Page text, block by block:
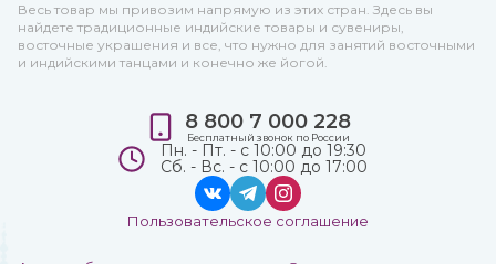
Весь товар мы привозим напрямую из этих стран. Здесь вы
найдете традиционные индийские товары и сувениры,
восточные украшения и все, что нужно для занятий восточными
и индийскими танцами и конечно же йогой.
8 800 7 000 228
Бесплатный звонок по России
Пн. - Пт. - с 10:00 до 19:30
Сб. - Вс. - с 10:00 до 17:00
Пользовательское соглашение